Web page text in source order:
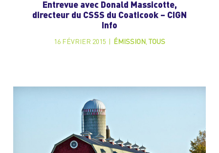
Entrevue avec Donald Massicotte,
directeur du CSSS du Coaticook – CIGN
Info
16 FÉVRIER 2015 ÉMISSION TOUS